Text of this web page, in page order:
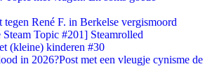
tegen René F. in Berkelse vergismoord
Topic #201] Steamrolled
(kleine) kinderen #30
in 2026?Post met een vleugje cynisme de